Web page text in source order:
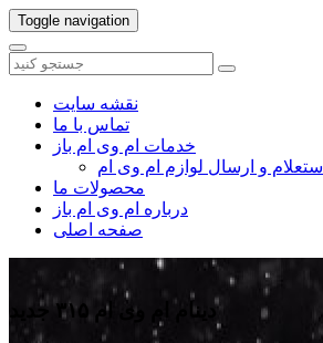
Toggle navigation
نقشه سایت
تماس با ما
خدمات ام وی ام باز
استعلام و ارسال لوازم ام وی ام
محصولات ما
درباره ام وی ام باز
صفحه اصلی
دینام ام وی ام ۳۱۵ جدید